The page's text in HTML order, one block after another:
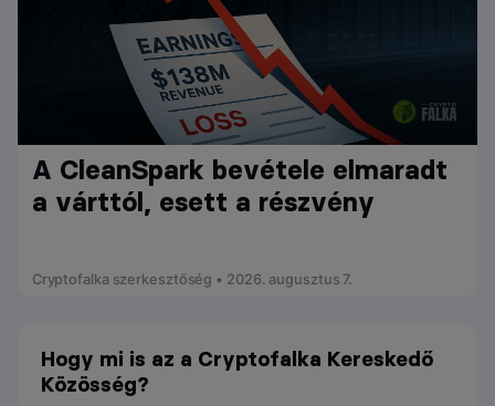
A CleanSpark bevétele elmaradt
a várttól, esett a részvény
Cryptofalka szerkesztőség • 2026. augusztus 7.
Hogy mi is az a Cryptofalka Kereskedő
Közösség?